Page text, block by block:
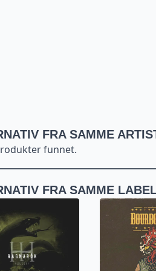
FRA SAMME
funnet.
FRA SAMME